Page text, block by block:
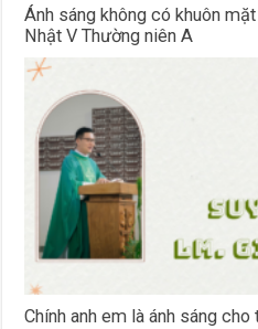
Ánh sáng không có khuôn
Nhật V Thường niên A
Chính anh em là ánh sáng